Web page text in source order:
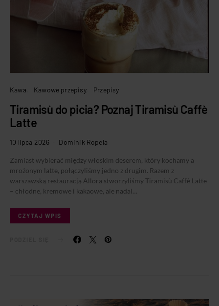
Kawa Kawowe przepisy Przepisy
Tiramisù do picia? Poznaj Tiramisù Caffè
Latte
10 lipca 2026 Dominik Ropela
Zamiast wybierać między włoskim deserem, który kochamy a
mrożonym latte, połączyliśmy jedno z drugim. Razem z
warszawską restauracją Allora stworzyliśmy Tiramisù Caffè Latte
– chłodne, kremowe i kakaowe, ale nadal…
CZYTAJ WPIS